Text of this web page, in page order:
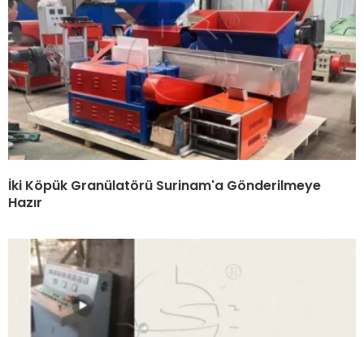
İki Köpük Granülatörü Surinam'a Gönderilmeye
Hazır